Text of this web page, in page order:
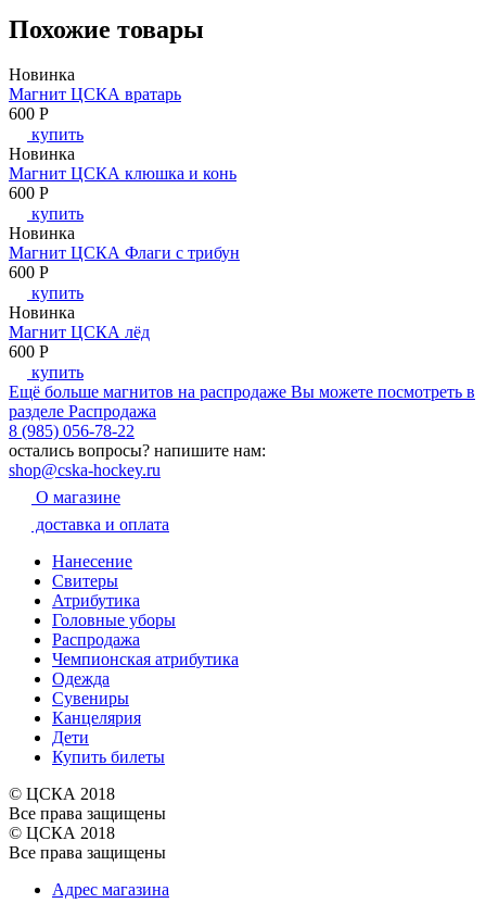
Похожие товары
Новинка
Магнит ЦСКА вратарь
600 P
купить
Новинка
Магнит ЦСКА клюшка и конь
600 P
купить
Новинка
Магнит ЦСКА Флаги с трибун
600 P
купить
Новинка
Магнит ЦСКА лёд
600 P
купить
Ещё больше магнитов на распродаже Вы можете посмотреть в
разделе Распродажа
8 (985) 056-78-22
остались вопросы? напишите нам:
shop@cska-hockey.ru
О магазине
доставка и оплата
Нанесение
Свитеры
Атрибутика
Головные уборы
Распродажа
Чемпионская атрибутика
Одежда
Сувениры
Канцелярия
Дети
Купить билеты
© ЦСКА 2018
Все права защищены
© ЦСКА 2018
Все права защищены
Адрес магазина